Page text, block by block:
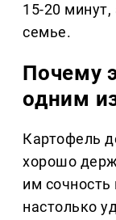
15-20 минут,
семье.
Почему
одним
Картофель
хорошо
им
настолько